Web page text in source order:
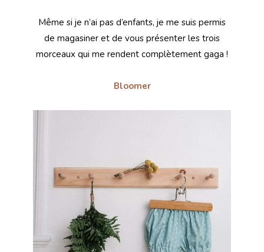
Même si je n’ai pas d’enfants, je me suis permis
de magasiner et de vous présenter les trois
morceaux qui me rendent complètement gaga !
Bloomer